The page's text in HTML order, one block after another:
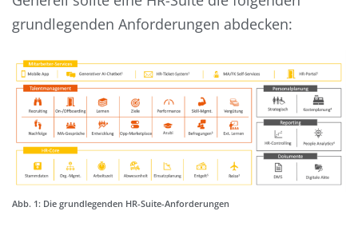
grundlegenden Anforderungen abdecken:
Abb. 1: Die grundlegenden HR-Suite-Anforderungen